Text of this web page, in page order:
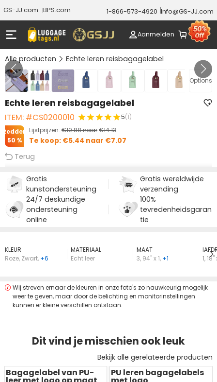
GS-JJ.com BPS.com 1-866-573-4920 Info@GS-JJ.com
Aanmelden
Alle producten Echte leren reisbagagelabel
Options
Gallery 1/8
Echte leren reisbagagelabel
ITEM: #CS0200010 5(1)
Lijstprijzen: €10.88naar€14.13
Redden
50 %
Te koop: €5.44 naar €7.07
Terug
Gratis
kunstondersteuning
Gratis wereldwijde
verzending
24/7 deskundige
ondersteuning
online
100%
tevredenheidsgaran
tie
KLEUR
Roze, Zwart, +6
MATERIAAL
Echt leer
MAAT
3,94" x 1, +1
1,18"
Wij streven ernaar de kleuren in onze foto's zo nauwkeurig mogelijk
weer te geven, maar door de belichting en monitorinstellingen
kunnen er kleine verschillen ontstaan.
Dit vind je misschien ook leuk
Bekijk alle gerelateerde producten
Redden50 %
Bagagelabel van PU- Redden50 %
PU leren bagagelabels